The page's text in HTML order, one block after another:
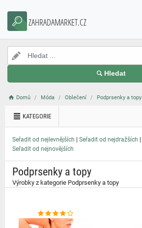
ZAHRADAMARKET.CZ
Hledat
Domů Móda Oblečení Podprsenky a topy
KATEGORIE
Seřadit od nejlevnějších | Seřadit od nejdražších |
Seřadit od nejnovějších
Podprsenky a topy
Výrobky z kategorie Podprsenky a topy